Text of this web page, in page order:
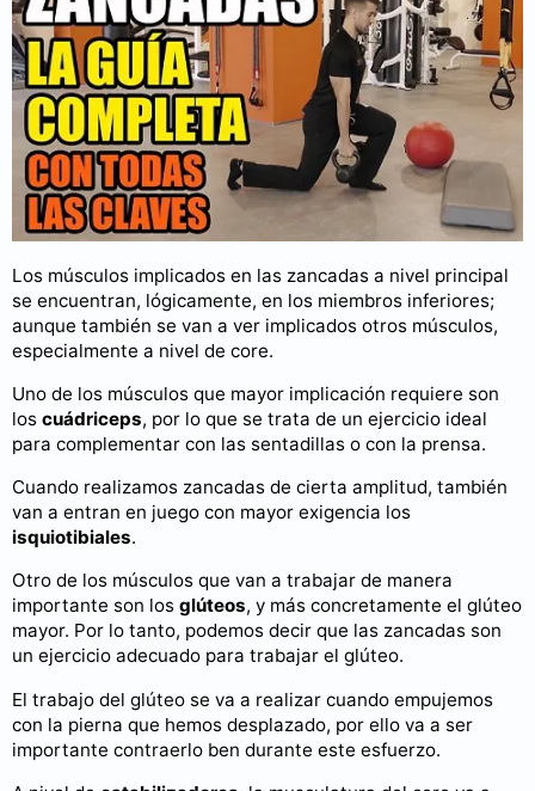
Puedes consultar más videos en nuestro canal de YouTube
¿Qué músculos se trabaja en las
zancadas?
Los músculos implicados en las zancadas a nivel principal
se encuentran, lógicamente, en los miembros inferiores;
aunque también se van a ver implicados otros músculos,
especialmente a nivel de core.
Uno de los músculos que mayor implicación requiere son
los cuádriceps, por lo que se trata de un ejercicio ideal
para complementar con las sentadillas o con la prensa.
Cuando realizamos zancadas de cierta amplitud, también
van a entran en juego con mayor exigencia los
isquiotibiales.
Otro de los músculos que van a trabajar de manera
importante son los glúteos, y más concretamente el glúteo
mayor. Por lo tanto, podemos decir que las zancadas son
un ejercicio adecuado para trabajar el glúteo.
El trabajo del glúteo se va a realizar cuando empujemos
con la pierna que hemos desplazado, por ello va a ser
importante contraerlo ben durante este esfuerzo.